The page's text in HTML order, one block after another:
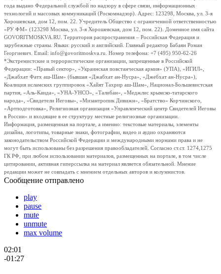
года выдано Федеральной службой по надзору в сфере связи, информационных
технологий и массовых коммуникаций (Роскомнадзор). Адрес: 123298, Москва, ул. 3-я
Хорошевская, дом 12, пом. 22. Учредитель Общество с ограниченной ответственностью
«РУ ФМ» (123298 Москва, ул. 3-я Хорошевская, дом 12, пом. 22). Доменное имя сайта
GOVORITMOSKVA.RU. Территория распространения – Российская Федерация и
зарубежные страны. Языки: русский и английский. Главный редактор Бабаян Роман
Георгиевич. Email: info@govoritmoskva.ru. Номер телефона: +7 (495) 950-62-26
*Экстремистские и террористические организации, запрещенные в Российской
Федерации: «Правый сектор», «Украинская повстанческая армия» (УПА), «ИГИЛ»,
«Джабхат Фатх аш-Шам» (бывшая «Джабхат ан-Нусра», «Джебхат ан-Нусра»),
Коалиция исламских группировок «Хайят Тахрир аш-Шам», Национал-Большевистская
партия, «Аль-Каида», «УНА-УНСО», «Талибан», «Меджлис крымско-татарского
народа», «Свидетели Иеговы», «Мизантропик Дивижн», «Братство» Корчинского,
«Артподготовка», Религиозная организация «Управленческий центр Свидетелей Иеговы
в России» и входящие в ее структуру местные религиозные организации.
Информация, размещенная на портале, а именно: текстовые материалы, элементы
дизайна, логотипы, товарные знаки, фотографии, видео и аудио охраняются
законодательством Российской Федерации и международными нормами права и не
могут быть использованы без разрешения правообладателей. Согласно ст.ст. 1274,1275
ГК РФ, при любом использовании материалов, размещенных на портале, в том числе
цитировании, активная гиперссылка на материал является обязательной. Мнение
редакции может не совпадать с мнением отдельных авторов и колумнистов.
Сообщение отправлено
play
pause
mute
unmute
max volume
02:01
-01:27